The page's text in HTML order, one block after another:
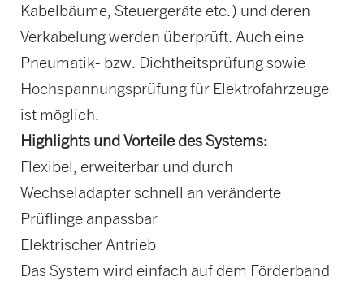
Kabelbäume, Steuergeräte etc.) und deren
Verkabelung werden überprüft. Auch eine
Pneumatik- bzw. Dichtheitsprüfung sowie
Hochspannungsprüfung für Elektrofahrzeuge
ist möglich.
Highlights und Vorteile des Systems:
Flexibel, erweiterbar und durch
Wechseladapter schnell an veränderte
Prüflinge anpassbar
Elektrischer Antrieb
Das System wird einfach auf dem Förderband